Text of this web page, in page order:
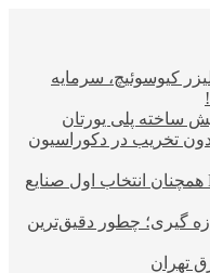
کیوسوئیچ، سرمایه
ساخته پلی یورتان
تخریب در دکوراسیون
چرا محصولات جوشکاری ESAB همچنان انتخاب اول صنایع
گیری؛ چطور دقیق‌ترین
تهران